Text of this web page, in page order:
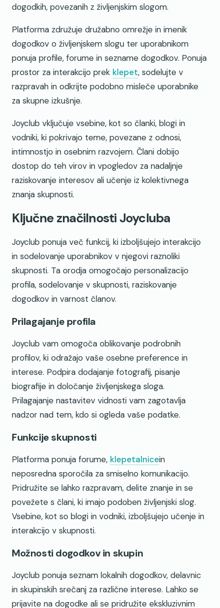
dogodkih, povezanih z življenjskim slogom.
Platforma združuje družabno omrežje in imenik
dogodkov o življenjskem slogu ter uporabnikom
ponuja profile, forume in sezname dogodkov. Ponuja
prostor za interakcijo prek klepet, sodelujte v
razpravah in odkrijte podobno misleče uporabnike
za skupne izkušnje.
Joyclub vključuje vsebine, kot so članki, blogi in
vodniki, ki pokrivajo teme, povezane z odnosi,
intimnostjo in osebnim razvojem. Člani dobijo
dostop do teh virov in vpogledov za nadaljnje
raziskovanje interesov ali učenje iz kolektivnega
znanja skupnosti.
Ključne značilnosti Joycluba
Joyclub ponuja več funkcij, ki izboljšujejo interakcijo
in sodelovanje uporabnikov v njegovi raznoliki
skupnosti. Ta orodja omogočajo personalizacijo
profila, sodelovanje v skupnosti, raziskovanje
dogodkov in varnost članov.
Prilagajanje profila
Joyclub vam omogoča oblikovanje podrobnih
profilov, ki odražajo vaše osebne preference in
interese. Podpira dodajanje fotografij, pisanje
biografije in določanje življenjskega sloga.
Prilagajanje nastavitev vidnosti vam zagotavlja
nadzor nad tem, kdo si ogleda vaše podatke.
Funkcije skupnosti
Platforma ponuja forume, klepetalnicein
neposredna sporočila za smiselno komunikacijo.
Pridružite se lahko razpravam, delite znanje in se
povežete s člani, ki imajo podoben življenjski slog.
Vsebine, kot so blogi in vodniki, izboljšujejo učenje in
interakcijo v skupnosti.
Možnosti dogodkov in skupin
Joyclub ponuja seznam lokalnih dogodkov, delavnic
in skupinskih srečanj za različne interese. Lahko se
prijavite na dogodke ali se pridružite ekskluzivnim